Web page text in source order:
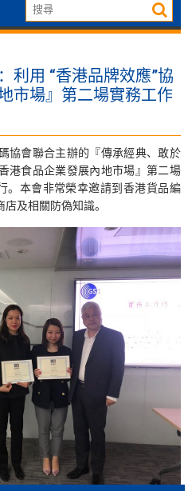
利用 “香港品牌效應”協
市場』第二場實務工作
協會聯合主辦的『傳承經典、敢於
港食品企業發展內地市場』第二場
。本會非常榮幸邀請到香港貨品編
及相關防偽知識。